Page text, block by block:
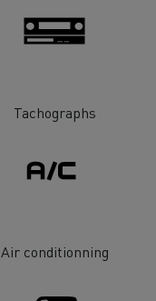
Tachographs
Air conditionning